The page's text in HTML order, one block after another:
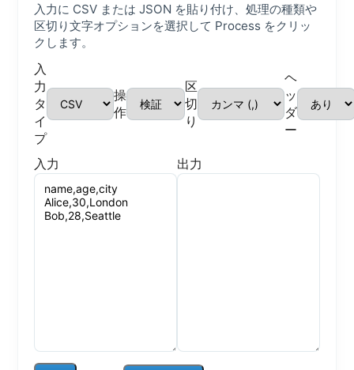
入力に CSV または JSON を貼り付け、処理の種類や
区切り文字オプションを選択して Process をクリッ
クします。
入
力
タ
イ
プ
操
作
区
切
り
ヘ
ッ
ダ
ー
入力 出力